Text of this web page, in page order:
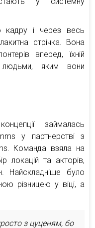
і через весь
стрічка. Вона
вперед, їхній
яким вони
займалась
у партнерстві з
Команда взяла на
локацій та акторів,
Найскладніше було
різницею у віці, а
з цуценям, бо